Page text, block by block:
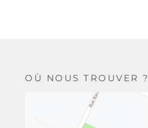
OÙ NOUS TROUVER ?